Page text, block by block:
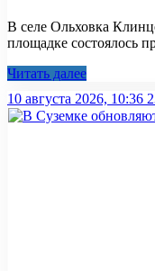
В селе Ольховка
площадке состоялось
Читать далее
10 августа 2026, 10:36